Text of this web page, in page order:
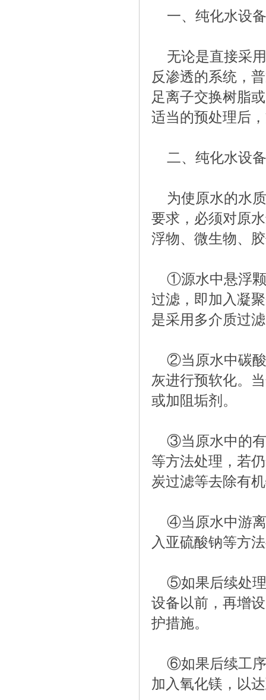
一、纯化水设
无论是直接采
反渗透的系统，
足离子交换树脂
适当的预处理后
二、纯化水设
为使原水的水
要求，必须对原
浮物、微生物、
①源水中悬浮
过滤，即加入凝
是采用多介质过
②当原水中碳
灰进行预软化。
或加阻垢剂。
③当原水中的
等方法处理，若
炭过滤等去除有
④当原水中游
入亚硫酸钠等方
⑤如果后续处
设备以前，再增
护措施。
⑥如果后续工
加入氧化镁，以